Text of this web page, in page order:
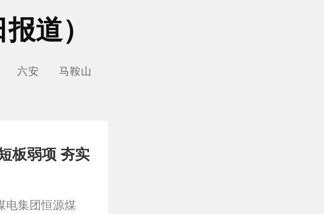
道）
六安 马鞍山
电集团恒源煤